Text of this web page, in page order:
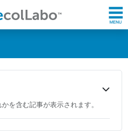
を含む記事が表示されます。